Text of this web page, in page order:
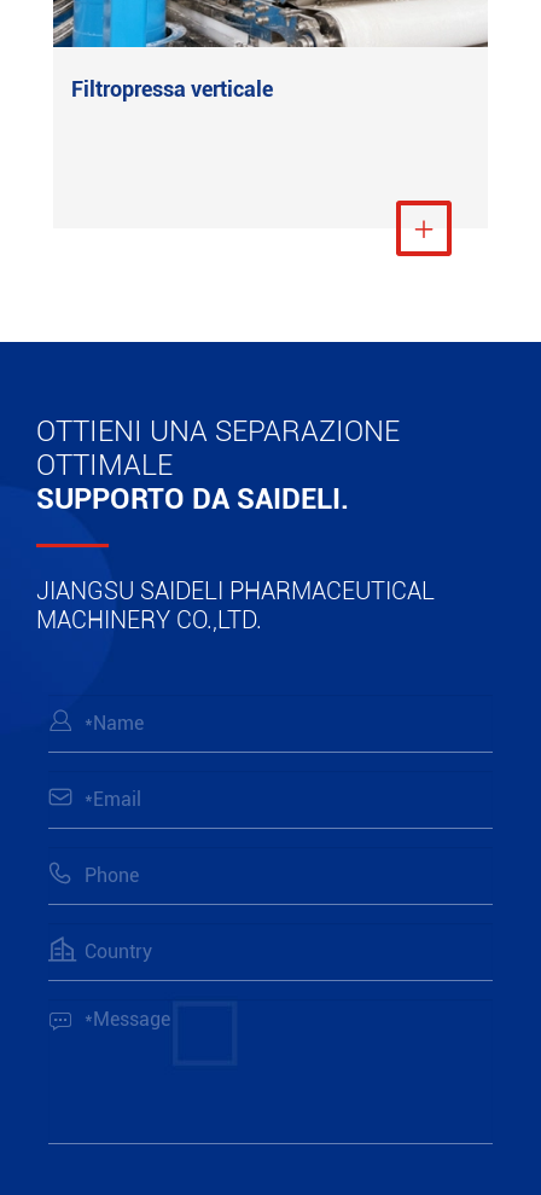
Filtropressa verticale
Visualizza altro

OTTIENI UNA SEPARAZIONE
OTTIMALE
SUPPORTO DA SAIDELI.
JIANGSU SAIDELI PHARMACEUTICAL
MACHINERY CO.,LTD.




